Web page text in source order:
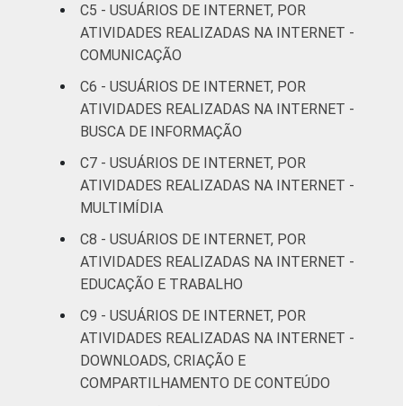
De 45 a 59
anos
23
De 60 anos
ou mais
10
Familiar
Mais de 1
SM até 2 SM
Mais de 2
SM até 3 SM
38
Mais de 3
SM até 5 SM
44
Mais de 5
C5 - USUÁRIOS DE INTERNET, POR
ATIVIDADES REALIZADAS NA INTERNET -
COMUNICAÇÃO
C6 - USUÁRIOS DE INTERNET, POR
ATIVIDADES REALIZADAS NA INTERNET -
BUSCA DE INFORMAÇÃO
C7 - USUÁRIOS DE INTERNET, POR
ATIVIDADES REALIZADAS NA INTERNET -
MULTIMÍDIA
C8 - USUÁRIOS DE INTERNET, POR
ATIVIDADES REALIZADAS NA INTERNET -
EDUCAÇÃO E TRABALHO
C9 - USUÁRIOS DE INTERNET, POR
ATIVIDADES REALIZADAS NA INTERNET -
DOWNLOADS, CRIAÇÃO E
COMPARTILHAMENTO DE CONTEÚDO